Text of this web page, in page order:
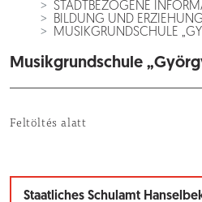
STADTBEZOGENE
BILDUNG UND ERZIEHUNG
MUSIKGRUNDSCHULE
Musikgrundschule
Feltöltés alatt
Staatliches Schulamt